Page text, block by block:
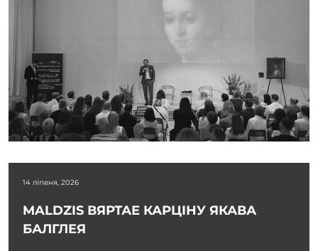
14 ліпеня, 2026
MALDZIS ВЯРТАЕ КАРЦІНУ ЯКАВА
БАЛГЛЕЯ